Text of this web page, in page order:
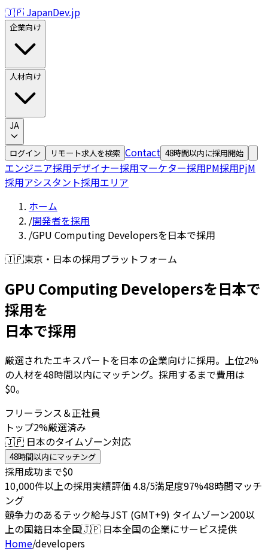
🇯🇵 JapanDev.jp
企業向け
人材向け
JA
ログイン リモート求人を検索 Contact 48時間以内に採用開始
エンジニア採用デザイナー採用マーケター採用PM採用PjM
採用アシスタント採用エリア
ホーム
/開発者を採用
/GPU Computing Developersを日本で採用
🇯🇵東京・日本の採用プラットフォーム
GPU Computing Developersを日本で
採用を
日本で採用
厳選されたエキスパートを日本の企業向けに採用。上位2%
の人材を48時間以内にマッチング。採用するまで費用は
$0。
フリーランス＆正社員
トップ2%厳選済み
🇯🇵 日本のタイムゾーン対応
48時間以内にマッチング
採用成功まで$0
10,000件以上の採用実績評価 4.8/5満足度97%48時間マッチ
ング
競争力のあるテック給与JST (GMT+9) タイムゾーン200以
上の国籍日本全国🇯🇵 日本全国の企業にサービス提供
Home/developers